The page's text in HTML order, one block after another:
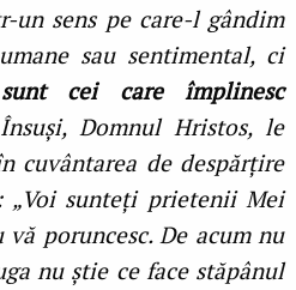
sens pe care-l gândim
sau sentimental, ci
cei care împlinesc
Domnul Hristos, le
cuvântarea de despărțire
„Voi sunteți prietenii Mei
vă poruncesc. De acum nu
nu știe ce face stăpânul